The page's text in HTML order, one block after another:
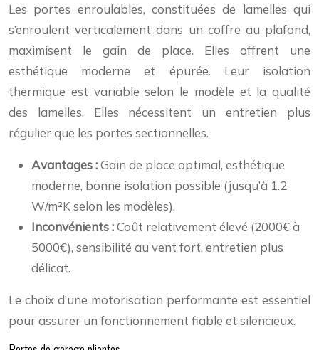
Les portes enroulables, constituées de lamelles qui
s’enroulent verticalement dans un coffre au plafond,
maximisent le gain de place. Elles offrent une
esthétique moderne et épurée. Leur isolation
thermique est variable selon le modèle et la qualité
des lamelles. Elles nécessitent un entretien plus
régulier que les portes sectionnelles.
Avantages :Gain de place optimal, esthétique
moderne, bonne isolation possible (jusqu’à 1.2
W/m²K selon les modèles).
Inconvénients :Coût relativement élevé (2000€ à
5000€), sensibilité au vent fort, entretien plus
délicat.
Le choix d’une motorisation performante est essentiel
pour assurer un fonctionnement fiable et silencieux.